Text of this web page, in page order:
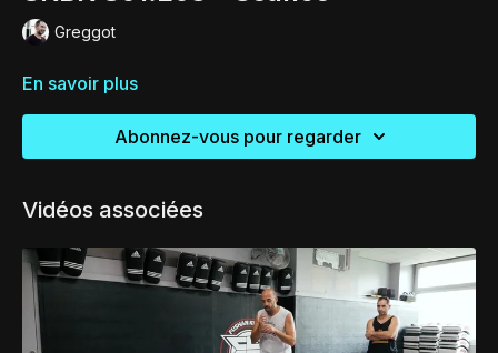
Greggot
En savoir plus
Abonnez-vous pour regarder
Vidéos associées